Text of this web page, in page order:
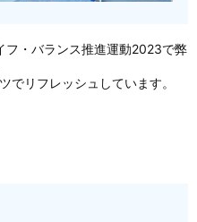
フ・バランス推進運動2023で弊
でリフレッシュしています。